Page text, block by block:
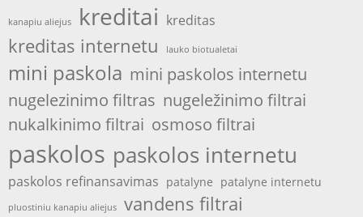
kanapiu aliejus kreditai kreditas
kreditas internetu lauko biotualetai
mini paskola mini paskolos internetu
nugelezinimo filtras nugeležinimo filtrai
nukalkinimo filtrai osmoso filtrai
paskolos paskolos internetu
paskolos refinansavimas patalyne patalyne internetu
pluostiniu kanapiu aliejus vandens filtrai